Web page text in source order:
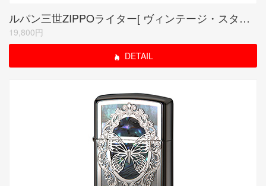
ルパン三世ZIPPOライター[ ヴィンテージ・スタイル ]/ルパン
19,800円
DETAIL